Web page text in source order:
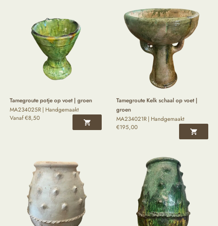
Tamegroute potje op voet | groen
MA234025R | Handgemaakt
Vanaf€8,50
Tamegroute Kelk schaal op voet |
groen
MA234021R | Handgemaakt
€195,00